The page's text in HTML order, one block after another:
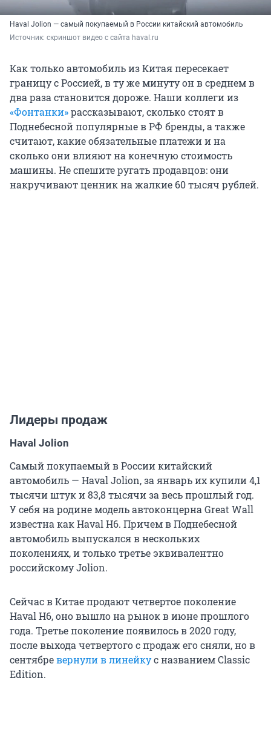
Haval Jolion — самый покупаемый в России китайский автомобиль
Источник: скриншот видео с сайта haval.ru
Как только автомобиль из Китая пересекает
границу с Россией, в ту же минуту он в среднем в
два раза становится дороже. Наши коллеги из
«Фонтанки»рассказывают, сколько стоят в
Поднебесной популярные в РФ бренды, а также
считают, какие обязательные платежи и на
сколько они влияют на конечную стоимость
машины. Не спешите ругать продавцов: они
накручивают ценник на жалкие 60 тысяч рублей.
Лидеры продаж
Haval Jolion
Самый покупаемый в России китайский
автомобиль — Haval Jolion, за январь их купили 4,1
тысячи штук и 83,8 тысячи за весь прошлый год.
У себя на родине модель автоконцерна Great Wall
известна как Haval H6. Причем в Поднебесной
автомобиль выпускался в нескольких
поколениях, и только третье эквивалентно
российскому Jolion.
Сейчас в Китае продают четвертое поколение
Haval H6, оно вышло на рынок в июне прошлого
года. Третье поколение появилось в 2020 году,
после выхода четвертого с продаж его сняли, но в
сентябревернули в линейкус названием Classic
Edition.